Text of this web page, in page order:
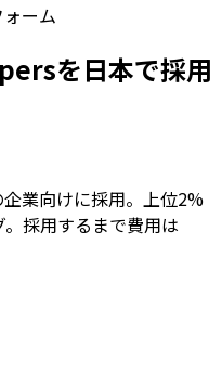
ーム
を日本で採用
業向けに採用。上位2%
採用するまで費用は